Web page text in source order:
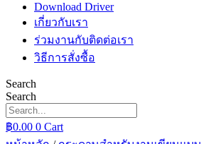
Download Driver
เกี่ยวกับเรา
ร่วมงานกับติดต่อเรา
วิธีการสั่งซื้อ
Search
Search
฿0.00 0 Cart